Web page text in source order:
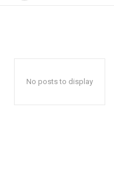
No posts to display